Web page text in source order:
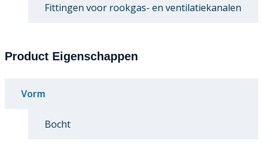
Fittingen voor rookgas- en ventilatiekanalen
Product Eigenschappen
Vorm
Bocht